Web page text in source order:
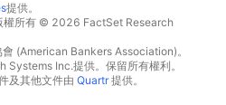
提供。
權所有 © 2026 FactSet Research
(American Bankers Association)。
Inc.提供。保留所有權利。
及其他文件由 Quartr提供。